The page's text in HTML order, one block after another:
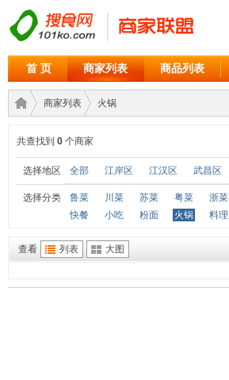
首 页 商家列表 商品列表
商家›
商家列表
›
火锅
共查找到 0 个商家
选择地区 全部 江岸区 江汉区 武昌区
选择分类 鲁菜 川菜 苏菜 粤菜 浙菜
快餐
小吃 粉面 火锅 料理
查看 列表 大图